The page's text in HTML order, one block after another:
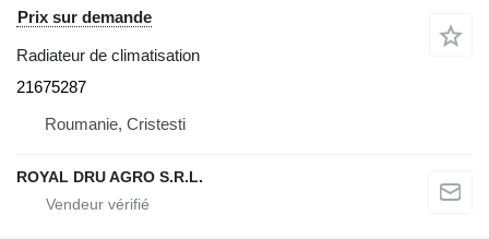
Prix sur demande
Radiateur de climatisation
21675287
Roumanie, Cristesti
ROYAL DRU AGRO S.R.L.